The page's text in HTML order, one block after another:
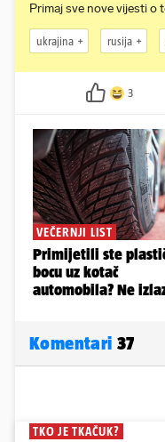
Primaj sve nove vijesti o
ukrajina rusija
3
Komentari 37
TKO JE TKAČUK?